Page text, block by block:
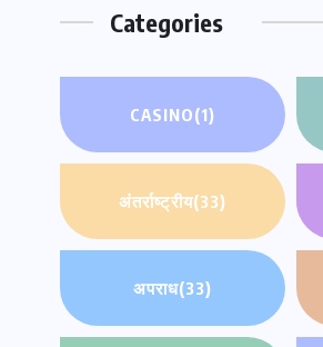
Categories
CASINO(1)
अंतर्राष्ट्रीय(33)
अपराध(33)